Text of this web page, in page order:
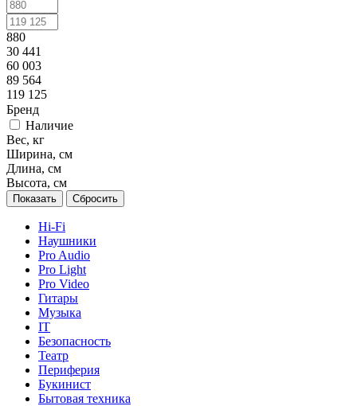
880
30 441
60 003
89 564
119 125
Бренд
Наличие
Вес, кг
Ширина, см
Длина, см
Высота, см
Сбросить
Hi-Fi
Наушники
Pro Audio
Pro Light
Pro Video
Гитары
Музыка
IT
Безопасность
Театр
Периферия
Букинист
Бытовая техника